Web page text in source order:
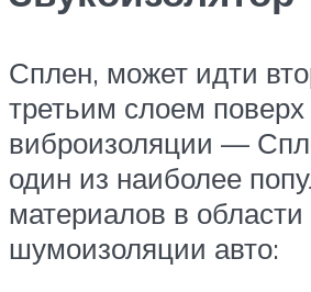
Сплен, может идти
третьим слоем поверх
виброизоляции —
один из наиболее
материалов в области
шумоизоляции авто: